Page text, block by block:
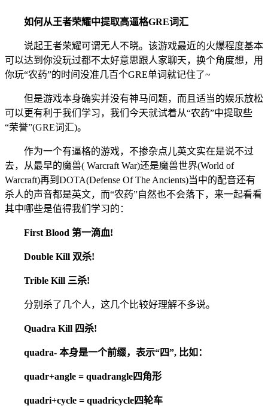
如何从王者荣耀中提取高逼格GRE词汇
说起王者荣耀可谓无人不晓。该游戏最近的火爆程度基本
可以达到你没玩过都不太好意思跟人家聊天，换个角度想，用
你玩“农药”的时间没准几百个GRE单词就记住了~
但是游戏本身确实并没有神马问题，而且适当的娱乐放松
可以更有利于我们学习，我们今天就试着从“农药”中提取些
“荣誉”(GRE词汇)。
作为一个有逼格的游戏，不掺杂点儿英文实在是说不过
去，从最早的魔兽( Warcraft War)还是魔兽世界(World of
Warcraft)再到DOTA(Defense Of The Ancients)当中的配音还有
杀人的声音都是英文，而“农药”自然也不会落下，来一起看看
其中哪些是值得我们学习的：
First Blood 第一滴血!
Double Kill 双杀!
Trible Kill 三杀!
分别杀了几个人，这几个比较好理解不多说。
Quadra Kill 四杀!
quadra- 本身是一个前缀，表示“四”, 比如：
quadr+angle = quadrangle四角形
quadri+cycle = quadricycle四轮车